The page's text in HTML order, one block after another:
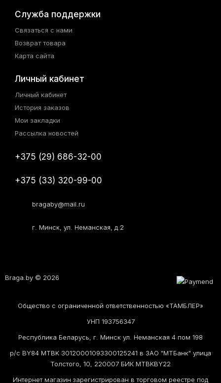
Служба поддержки
Связаться с нами
Возврат товара
Карта сайта
Личный кабинет
Личный кабинет
История заказов
Мои закладки
Рассылка новостей
+375 (29) 686-32-00
+375 (33) 320-99-00
bragaby@mail.ru
г. Минск, ул. Неманская, д.2
Braga.by © 2026
Общество с ограниченной ответственностью «ТАМБЛЕР»
УНП 193756347
Республика Беларусь, г. Минск ул. Неманская 4 пом 198
р/с BY84 MTBK 30120001093300125241 в ЗАО "МТБанк" улица
Толстого, 10, 220007 БИК MTBKBY22
Интернет магазин зарегистрирован в торговом реестре под